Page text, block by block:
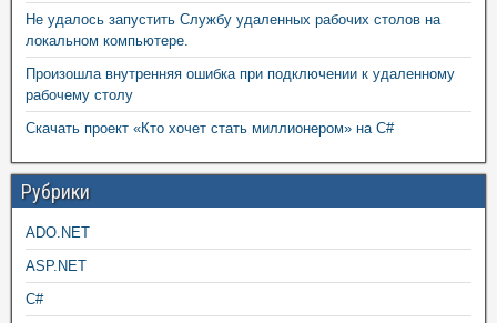
Не удалось запустить Службу удаленных рабочих столов на
локальном компьютере.
Произошла внутренняя ошибка при подключении к удаленному
рабочему столу
Скачать проект «Кто хочет стать миллионером» на C#
Рубрики
ADO.NET
ASP.NET
C#